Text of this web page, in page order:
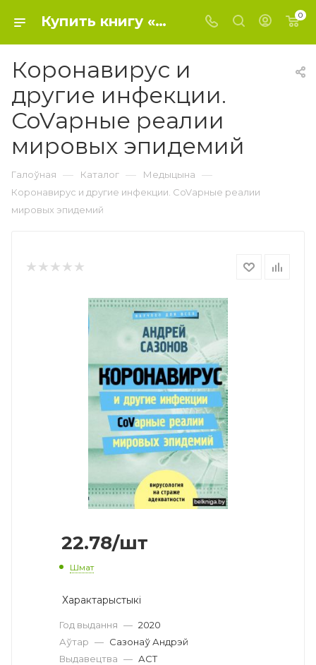
Купить книгу «Коронавирус и другие инфекции. CoVарные реалии мировых эпидемий» 2020 , Сазонов Андрей - Медицина 0
Коронавирус и
другие инфекции.
CoVарные реалии
мировых эпидемий
Галоўная — Каталог — Медыцына —
Коронавирус и другие инфекции. CoVарные реалии
мировых эпидемий
22.78/шт
Шмат
Характарыстыкі
Год выдання — 2020
Аўтар — Сазонаў Андрэй
Выдавецтва — АСТ